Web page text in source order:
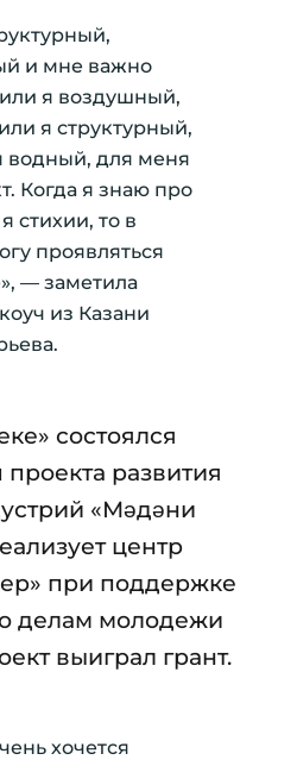
и мне важно
я воздушный,
я структурный,
водный, для меня
Когда я знаю про
стихии, то в
проявляться
— заметила
из Казани
состоялся
развития
«Мәдәни
центр
при поддержке
делам молодежи
выиграл грант.
хочется